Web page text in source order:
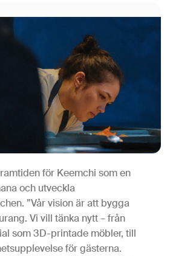
för Keemchi som en
och utveckla
”Vår vision är att bygga
Vi vill tänka nytt – från
som 3D-printade möbler, till
för gästerna.